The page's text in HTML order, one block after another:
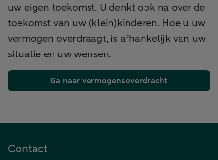
uw eigen toekomst. U denkt ook na over de
toekomst van uw (klein)kinderen. Hoe u uw
vermogen overdraagt, is afhankelijk van uw
situatie en uw wensen.
Ga naar vermogensoverdracht
Contact